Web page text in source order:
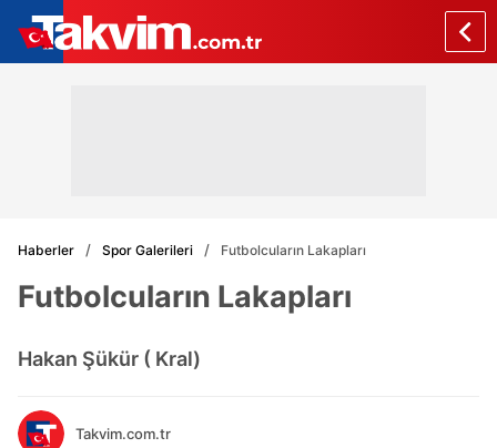
Haberler Spor Galerileri Futbolcuların Lakapları
Futbolcuların Lakapları
Hakan Şükür ( Kral)
Takvim.com.tr